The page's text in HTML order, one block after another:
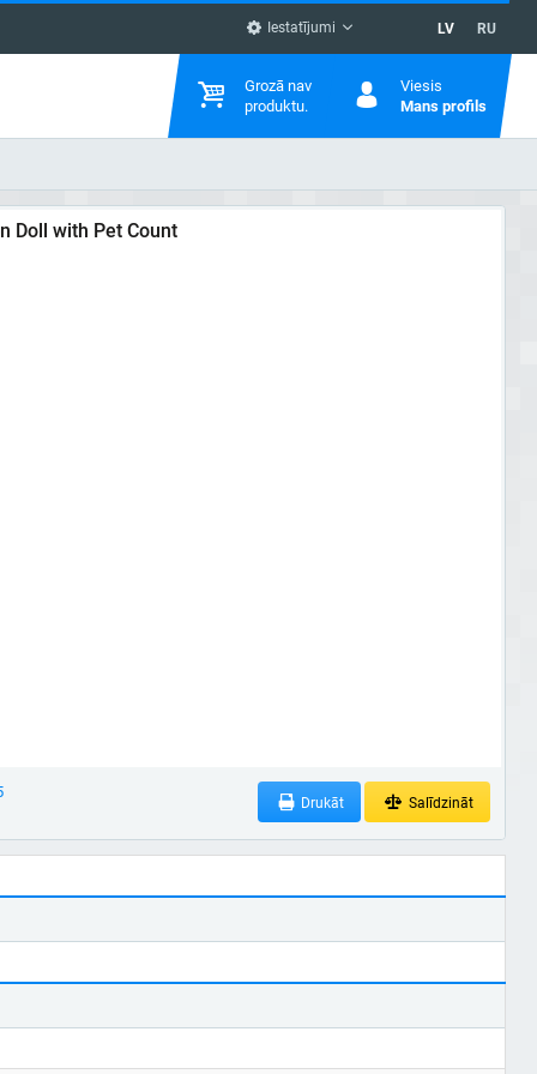
Iestatījumi LV RU
Grozā nav
produktu.
Viesis
Mans profils
Doll with Pet Count
Drukāt Salīdzināt